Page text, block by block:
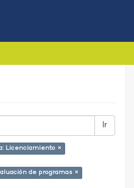
Ir
Licenciamiento ×
de programas ×